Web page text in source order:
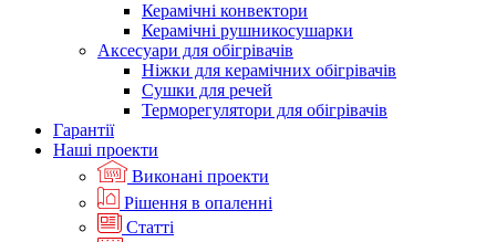
Керамічні конвектори
Керамічні рушникосушарки
Аксесуари для обігрівачів
Ніжки для керамічних обігрівачів
Сушки для речей
Терморегулятори для обігрівачів
Гарантії
Нашi проекти
Виконані проекти
Рішення в опаленні
Статті